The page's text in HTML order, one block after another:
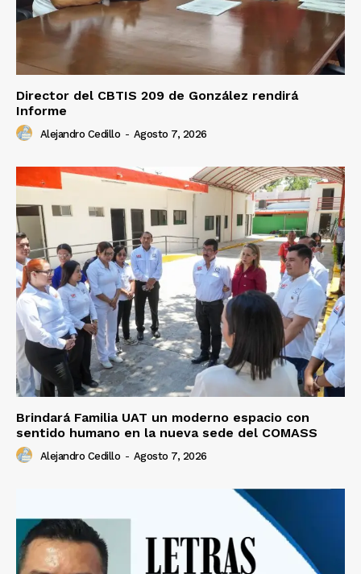
Director del CBTIS 209 de González rendirá
Informe
Alejandro Cedillo - Agosto 7, 2026
Brindará Familia UAT un moderno espacio con
sentido humano en la nueva sede del COMASS
Alejandro Cedillo - Agosto 7, 2026